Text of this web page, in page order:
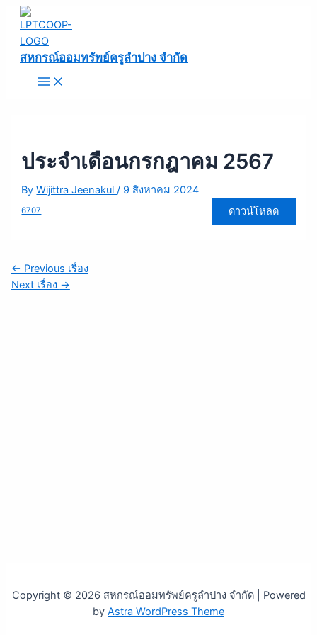
Skip
content
สหกรณ์ออมทรัพย์ครูลำปาง จำกัด
Menu
ประจำเดือนกรกฎาคม 2567
ByWijittra Jeenakul/ 9 สิงหาคม 2024
6707 ดาวน์โหลด
แนะแนว
เรื่อง
← Previous เรื่อง
Next เรื่อง →
Copyright © 2026 สหกรณ์ออมทรัพย์ครูลำปาง จำกัด | Powered
by Astra WordPress Theme